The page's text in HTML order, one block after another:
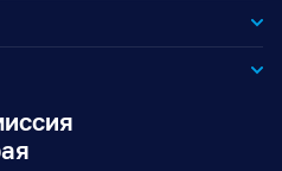
комиссии
комиссии
комиссиикомиссий